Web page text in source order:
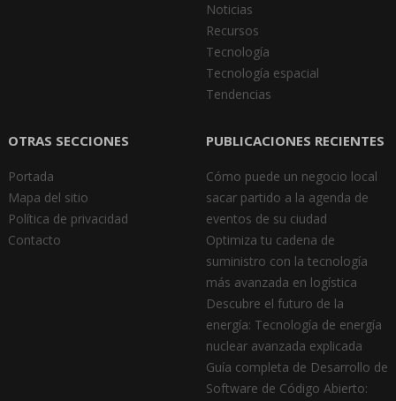
Noticias
Recursos
Tecnología
Tecnología espacial
Tendencias
OTRAS SECCIONES
Portada
Mapa del sitio
Política de privacidad
Contacto
PUBLICACIONES RECIENTES
Cómo puede un negocio local
sacar partido a la agenda de
eventos de su ciudad
Optimiza tu cadena de
suministro con la tecnología
más avanzada en logística
Descubre el futuro de la
energía: Tecnología de energía
nuclear avanzada explicada
Guía completa de Desarrollo de
Software de Código Abierto: